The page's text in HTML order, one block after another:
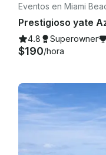
Eventos en Miami
4.8 Superowner
$190/hora